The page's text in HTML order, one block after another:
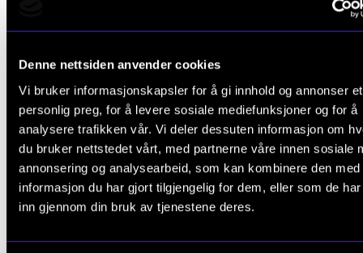
Denne nettsiden anvender cookies
Vi bruker informasjonskapsler for å gi innhold og annonser et
personlig preg, for å levere sosiale mediefunksjoner og for å
analysere trafikken vår. Vi deler dessuten informasjon om
du bruker nettstedet vårt, med partnerne våre innen sosiale
annonsering og analysearbeid, som kan kombinere den med
informasjon du har gjort tilgjengelig for dem, eller som de
inn gjennom din bruk av tjenestene deres.
Lindemansalen. Slik eg hugsar det i dag var den
meldinga til oss at dei som ikkje toler press i den
utøvar er ein nøydd til å takla press, ha lyst til å vera
synleg, kunna utlevera seg sjølv. Men at dette er
kan læra seg eller få hjelp til, var det lite medvit om
Mellom anna var det fyrst siste året på hovudfag me
kunne velja utøvarpsykologi som valfag. I dag er